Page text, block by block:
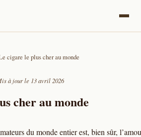
cigare le plus cher au monde
à jour le 13 avril 2026
cher au monde
du monde entier est, bien sûr,